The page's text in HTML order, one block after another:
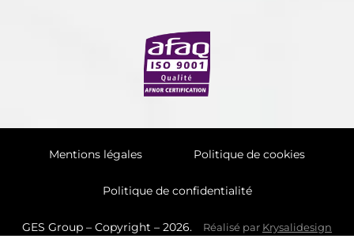
Mentions légales Politique de cookies
Politique de confidentialité
GES Group – Copyright – 2026. Réalisé par Krysalidesign